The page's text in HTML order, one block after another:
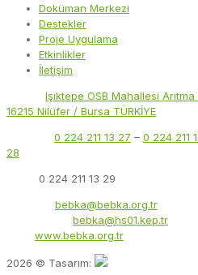
Doküman Merkezi
Destekler
Proje Uygulama
Etkinlikler
İletişim
Işıktepe OSB Mahallesi
16215 Nilüfer / Bursa TÜRKİYE
0 224 211 13 27 – 0 224 211
28
0 224 211 13 29
bebka@bebka.org.tr
bebka@hs01.kep.tr
www.bebka.org.tr
2026 © Tasarım: